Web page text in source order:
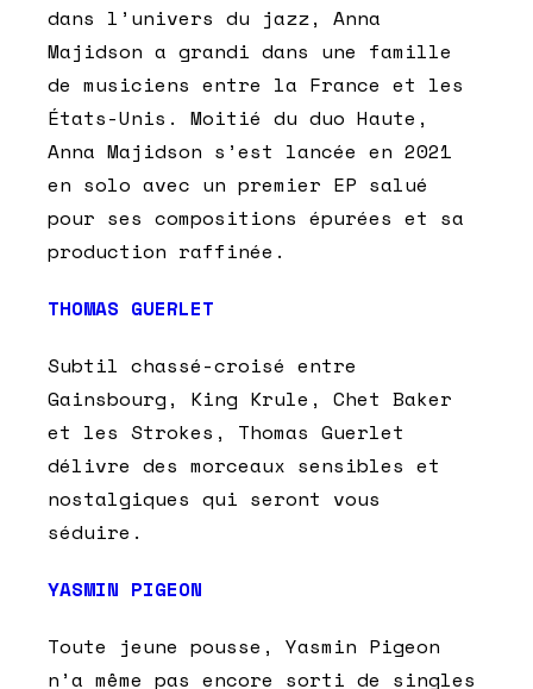
dans l’univers du jazz, Anna
Majidson a grandi dans une famille
de musiciens entre la France et les
États-Unis. Moitié du duo Haute,
Anna Majidson s’est lancée en 2021
en solo avec un premier EP salué
pour ses compositions épurées et sa
production raffinée.
THOMAS GUERLET
Subtil chassé-croisé entre
Gainsbourg, King Krule, Chet Baker
et les Strokes, Thomas Guerlet
délivre des morceaux sensibles et
nostalgiques qui seront vous
séduire.
YASMIN PIGEON
Toute jeune pousse, Yasmin Pigeon
n’a même pas encore sorti de singles